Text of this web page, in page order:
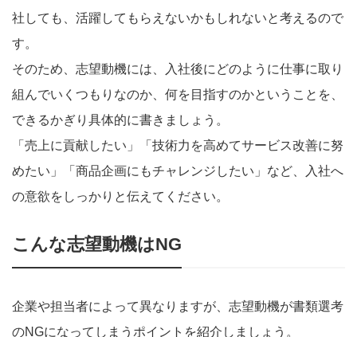
社しても、活躍してもらえないかもしれないと考えるので
す。
そのため、志望動機には、入社後にどのように仕事に取り
組んでいくつもりなのか、何を目指すのかということを、
できるかぎり具体的に書きましょう。
「売上に貢献したい」「技術力を高めてサービス改善に努
めたい」「商品企画にもチャレンジしたい」など、入社へ
の意欲をしっかりと伝えてください。
こんな志望動機はNG
企業や担当者によって異なりますが、志望動機が書類選考
のNGになってしまうポイントを紹介しましょう。